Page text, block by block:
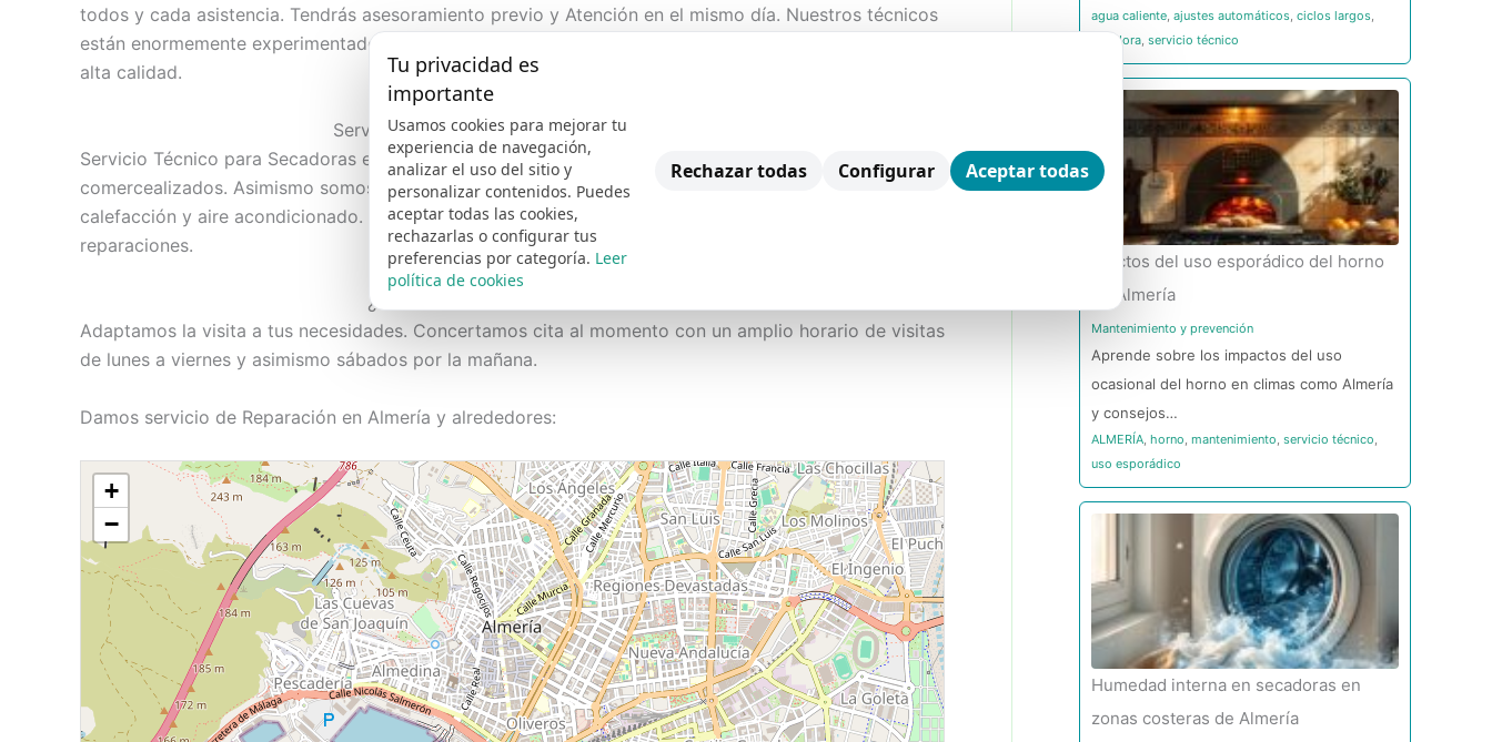
todos y cada asistencia. Tendrás asesoramiento previo y Atención en el mismo día. Nuestros técnicos
están enormemente experimentados dando servicios de reparacion de Secadoras en Almería con una
alta calidad.
Servicio Técnico de Secadoras Multimarca
Servicio Técnico para Secadoras en Almería para la mayor parte de marcas de Secadoras
comercealizados. Asimismo somos especialistas en reparación de aparatos electrodomésticos,
calefacción y aire acondicionado. Solo empleamos piezas originales y nuevas en nuestras
reparaciones.
¿Necesitas un Técnico en Almería?
Adaptamos la visita a tus necesidades. Concertamos cita al momento con un amplio horario de visitas
de lunes a viernes y asimismo sábados por la mañana.
Damos servicio de Reparación en Almería y alrededores:
+
−
agua caliente, ajustes automáticos, ciclos largos,
lavadora, servicio técnico
Efectos del uso esporádico del horno
en Almería
Mantenimiento y prevención
Aprende sobre los impactos del uso
ocasional del horno en climas como Almería
y consejos…
ALMERÍA, horno, mantenimiento, servicio técnico,
uso esporádico
Humedad interna en secadoras en
zonas costeras de Almería
Tu privacidad es
importante
Usamos cookies para mejorar tu
experiencia de navegación,
analizar el uso del sitio y
personalizar contenidos. Puedes
aceptar todas las cookies,
rechazarlas o configurar tus
preferencias por categoría. Leer
política de cookies
Rechazar todas Configurar Aceptar todas